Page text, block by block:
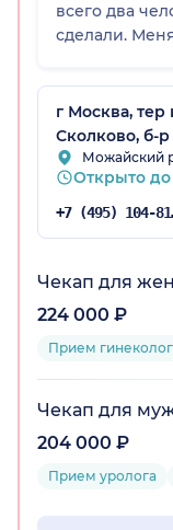
всего два
сделали.
дал
процедурном
нагрузками
прививки.
г Москва,
Сколково, б-
Можайский
Открыто до
+7
Чекап для
224 000 ₽
Прием
Чекап для
204 000 ₽
Прием уролога